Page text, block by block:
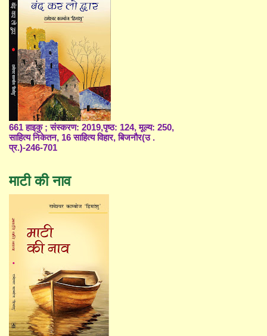
661 हाइकु ; संस्करण: 2019,पृष्ठ: 124, मूल्य: 250,
साहित्य निकेतन, 16 साहित्य विहार, बिजनौर(उ .
प्र.)-246-701
माटी की नाव